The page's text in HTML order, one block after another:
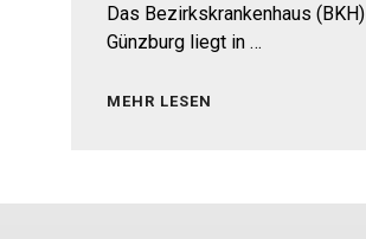
Das Bezirkskrankenhaus (BKH)
Günzburg liegt in …
MEHR LESEN